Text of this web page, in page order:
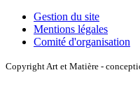
Gestion du site
Mentions légales
Comité d'organisation
Copyright Art et Matière -